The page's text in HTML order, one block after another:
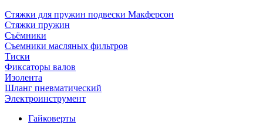
Стяжки для пружин подвески Макферсон
Стяжки пружин
Съёмники
Съемники масляных фильтров
Тиски
Фиксаторы валов
Изолента
Шланг пневматический
Электроинструмент
Гайковерты